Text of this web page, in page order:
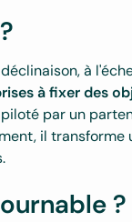
à
à fixer des
par un
il
?